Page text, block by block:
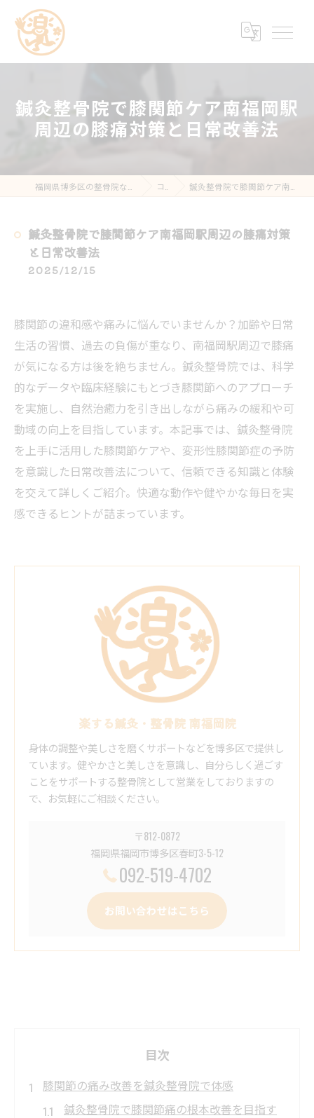
鍼灸整骨院で膝関節ケア南福岡駅
周辺の膝痛対策と日常改善法
コラム 鍼灸整骨院で膝関節ケア南福岡駅周辺の膝痛対策と日常改善法
鍼灸整骨院で膝関節ケア南福岡駅周辺の膝痛対策
と日常改善法
2025/12/15
膝関節の違和感や痛みに悩んでいませんか？加齢や日常
生活の習慣、過去の負傷が重なり、南福岡駅周辺で膝痛
が気になる方は後を絶ちません。鍼灸整骨院では、科学
的なデータや臨床経験にもとづき膝関節へのアプローチ
を実施し、自然治癒力を引き出しながら痛みの緩和や可
動域の向上を目指しています。本記事では、鍼灸整骨院
を上手に活用した膝関節ケアや、変形性膝関節症の予防
を意識した日常改善法について、信頼できる知識と体験
を交えて詳しくご紹介。快適な動作や健やかな毎日を実
感できるヒントが詰まっています。
楽する鍼灸・整骨院 南福岡院
身体の調整や美しさを磨くサポートなどを博多区で提供し
ています。健やかさと美しさを意識し、自分らしく過ごす
ことをサポートする整骨院として営業をしておりますの
で、お気軽にご相談ください。
〒812-0872
福岡県福岡市博多区春町3-5-12
092-519-4702
お問い合わせはこちら
目次
膝関節の痛み改善を鍼灸整骨院で体感
鍼灸整骨院で膝関節痛の根本改善を目指す